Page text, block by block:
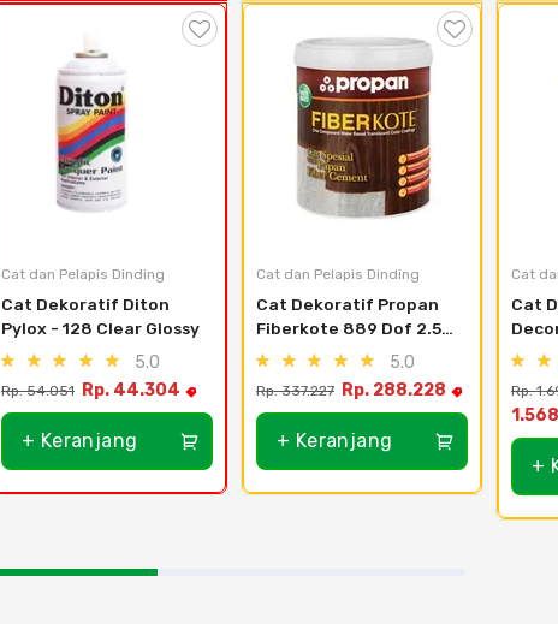
Cat dan Pelapis Dinding
Cat Dekoratif Diton
Pylox - 128 Clear Glossy
5.0
Rp. 54.051 Rp. 44.304
+ Keranjang
Cat dan Pelapis Dinding
Cat Dekoratif Propan
Fiberkote 889 Dof 2.5Lt
- Palisander Brown
5.0
Rp. 337.227 Rp. 288.228
+ Keranjang
Cat
Cat
Rp.
+